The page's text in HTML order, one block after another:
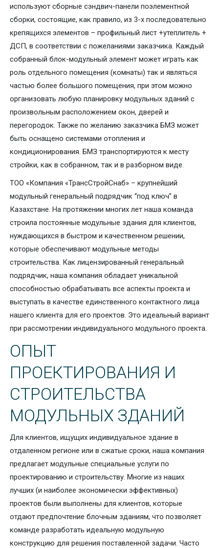
используют сборные сэндвич-панели поэлементной
сборки, состоящие, как правило, из 3-х последовательно
крепящихся элементов – профильный лист +утеплитель +
ДСП, в соответствии с пожеланиями заказчика. Каждый
собранный блок-модульный элемент может играть как
роль отдельного помещения (комнаты) так и являться
частью более большого помещения, при этом можно
организовать любую планировку модульных зданий с
произвольным расположением окон, дверей и
перегородок. Также по желанию заказчика БМЗ может
быть оснащено системами отопления и
кондиционирования. БМЗ транспортируются к месту
стройки, как в собранном, так и в разборном виде.
ТОО «Компания «ТрансСтройСнаб» – крупнейший
модульный генеральный подрядчик “под ключ” в
Казахстане. На протяжении многих лет наша команда
строила постоянные модульные здания для клиентов,
нуждающихся в быстром и качественном решении,
которые обеспечивают модульные методы
строительства. Как лицензированный генеральный
подрядчик, наша компания обладает уникальной
способностью обрабатывать все аспекты проекта и
выступать в качестве единственного контактного лица
нашего клиента для его проектов. Это идеальный вариант
при рассмотрении индивидуального модульного проекта.
ОПЫТ
ПРОЕКТИРОВАНИЯ И
СТРОИТЕЛЬСТВА
МОДУЛЬНЫХ ЗДАНИЙ
Для клиентов, ищущих индивидуальное здание в
отдаленном регионе или в сжатые сроки, наша компания
предлагает модульные специальные услуги по
проектированию и строительству. Многие из наших
лучших (и наиболее экономически эффективных)
проектов были выполнены для клиентов, которые
отдают предпочтение блочным зданиям, что позволяет
команде разработать идеальную модульную
конструкцию для решения поставленной задачи. Часто